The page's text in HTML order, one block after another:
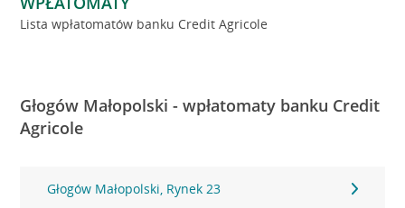
Lista wpłatomatów banku Credit Agricole
Głogów Małopolski - wpłatomaty banku Credit
Agricole
Głogów Małopolski, Rynek 23